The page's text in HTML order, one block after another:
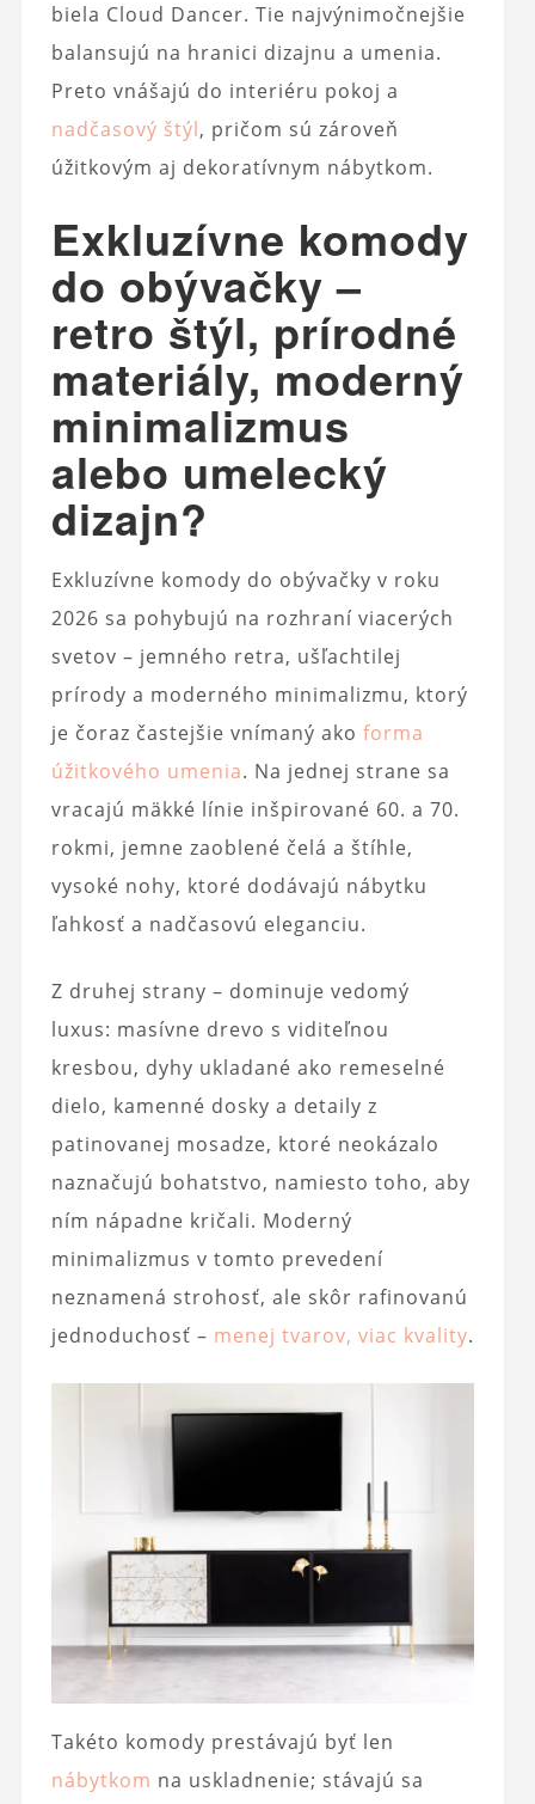
biela Cloud Dancer. Tie najvýnimočnejšie
balansujú na hranici dizajnu a umenia.
Preto vnášajú do interiéru pokoj a
nadčasový štýl, pričom sú zároveň
úžitkovým aj dekoratívnym nábytkom.
Exkluzívne komody
do obývačky –
retro štýl, prírodné
materiály, moderný
minimalizmus
alebo umelecký
dizajn?
Exkluzívne komody do obývačky v roku
2026 sa pohybujú na rozhraní viacerých
svetov – jemného retra, ušľachtilej
prírody a moderného minimalizmu, ktorý
je čoraz častejšie vnímaný ako forma
úžitkového umenia. Na jednej strane sa
vracajú mäkké línie inšpirované 60. a 70.
rokmi, jemne zaoblené čelá a štíhle,
vysoké nohy, ktoré dodávajú nábytku
ľahkosť a nadčasovú eleganciu.
Z druhej strany – dominuje vedomý
luxus: masívne drevo s viditeľnou
kresbou, dyhy ukladané ako remeselné
dielo, kamenné dosky a detaily z
patinovanej mosadze, ktoré neokázalo
naznačujú bohatstvo, namiesto toho, aby
ním nápadne kričali. Moderný
minimalizmus v tomto prevedení
neznamená strohosť, ale skôr rafinovanú
jednoduchosť – menej tvarov, viac kvality.
Takéto komody prestávajú byť len
nábytkom na uskladnenie; stávajú sa